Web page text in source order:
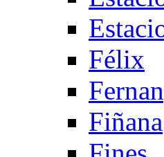
Félix
Fiñana